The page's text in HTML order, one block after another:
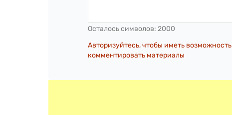
Осталось символов: 2000
Авторизуйтесь, чтобы иметь возможность
комментировать материалы